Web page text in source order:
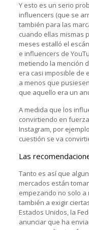
Y esto es un serio
influencers (que se
también para las
cuando ellas mismas
meses estalló el
e influencers de
metiendo la mención
era casi imposible de
a menos que
que aquello era un
A medida que los
convirtiendo en
Instagram, por
cuestión se va
Las
Tanto es así que
mercados están
empezando no solo
también a exigir
Estados Unidos, la
anunciar que ha